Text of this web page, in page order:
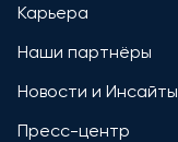
Карьера
Наши партнёры
Новости и Инсайты
Пресс-центр